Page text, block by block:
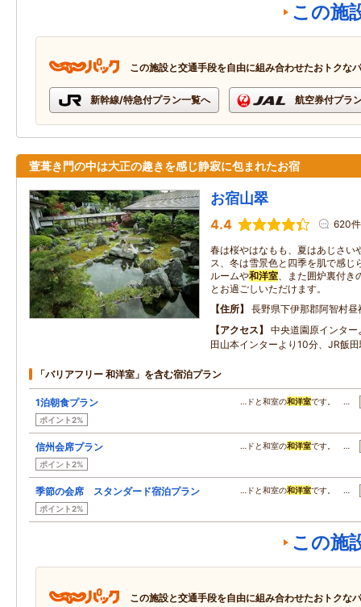
この施
この施設と交通手段を自由に組み合わせたおトクな
新幹線/特急付プラン一覧へ 航空券付プラ
萱葺き門の中は大正の趣きを感じ静寂に包まれたお宿
お宿山翠
4.4 620件
春は桜やはなもも、夏はあじさい
ス、冬は雪景色と四季を肌で感じ
ルームや和洋室、また囲炉裏付き
とお過ごしいただけます。
住所
長野県下伊那郡阿智村昼
アクセス
中央道園原インタ
田山本インターより10分、JR飯
「バリアフリー 和洋室」を含む宿泊プラン
1泊朝食プラン
ポイント2%
…ドと和室の和洋室です。 …
信州会席プラン
ポイント2%
…ドと和室の和洋室です。 …
季節の会席 スタンダード宿泊プラン
ポイント2%
…ドと和室の和洋室です。 …
この施
この施設と交通手段を自由に組み合わせたおトクな